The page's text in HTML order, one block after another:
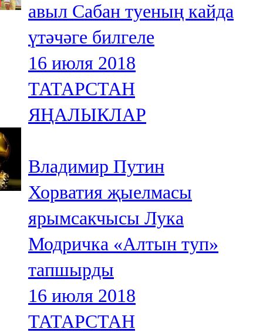
авыл Сабан туеның кайда
үтәчәге билгеле
16 июля 2018
ТАТАРСТАН
ЯҢАЛЫКЛАР
Владимир Путин
Хорватия җыелмасы
ярымсакчысы Лука
Модричка «Алтын туп»
тапшырды
16 июля 2018
ТАТАРСТАН